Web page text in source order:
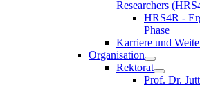
Researchers
HRS4R -
Phase
Karriere und
Organisation
Rektorat
Prof. Dr.